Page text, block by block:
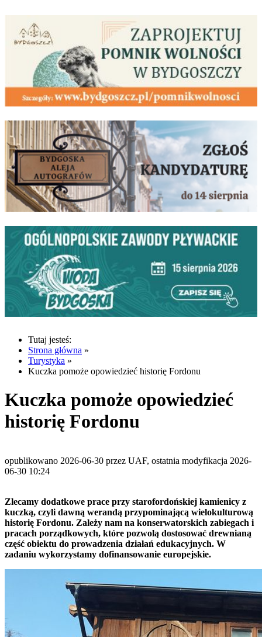
Tutaj jesteś:
Strona główna »
Turystyka »
Kuczka pomoże opowiedzieć historię Fordonu
Kuczka pomoże opowiedzieć
historię Fordonu
opublikowano 2026-06-30 przez UAF, ostatnia modyfikacja 2026-
06-30 10:24
Zlecamy dodatkowe prace przy starofordońskiej kamienicy z
kuczką, czyli dawną werandą przypominającą wielokulturową
historię Fordonu. Zależy nam na konserwatorskich zabiegach i
pracach porządkowych, które pozwolą dostosować drewnianą
część obiektu do prowadzenia działań edukacyjnych. W
zadaniu wykorzystamy dofinansowanie europejskie.